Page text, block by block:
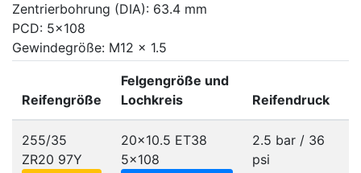
Zentrierbohrung (DIA): 63.4 mm
PCD: 5x108
Gewindegröße: M12 x 1.5
Reifengröße
Felgengröße und
Lochkreis
Reifendruck
255/35
ZR20 97Y
20x10.5 ET38
5x108
2.5 bar / 36
psi